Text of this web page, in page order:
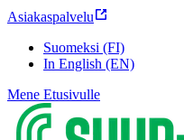
Asiakaspalvelu
Suomeksi (FI)
In English (EN)
Mene Etusivulle